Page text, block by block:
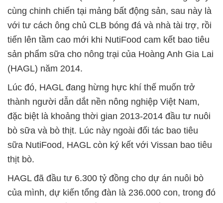
cùng chinh chiến tại mảng bất động sản, sau này là
với tư cách ông chủ CLB bóng đá và nhà tài trợ, rồi
tiến lên tầm cao mới khi NutiFood cam kết bao tiêu
sản phẩm sữa cho nông trại của Hoàng Anh Gia Lai
(HAGL) năm 2014.
Lúc đó, HAGL đang hừng hực khí thế muốn trở
thành người dẫn dắt nền nông nghiệp Việt Nam,
đặc biệt là khoảng thời gian 2013-2014 đầu tư nuôi
bò sữa và bò thịt. Lúc này ngoài đối tác bao tiêu
sữa NutiFood, HAGL còn ký kết với Vissan bao tiêu
thịt bò.
HAGL đã đầu tư 6.300 tỷ đồng cho dự án nuôi bò
của mình, dự kiến tổng đàn là 236.000 con, trong đó